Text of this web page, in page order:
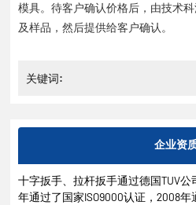
模具。待客户确认价格后，由技术
及样品，然后提供给客户确认。
关键词:
企业资
十字扳手、拉杆扳手通过德国TUV公
年通过了国家ISO9000认证，2008年